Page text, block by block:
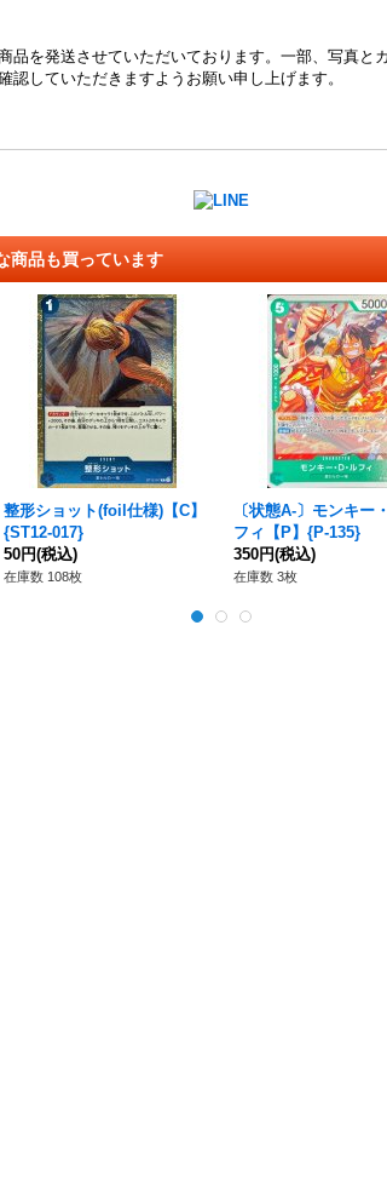
品を発送させていただいております。一部、写真と
認していただきますようお願い申し上げます。
商品も買っています
整形ショット(foil仕様)【C】
{ST12-017}
50円(税込)
在庫数 108枚
〔状態A-〕モンキー
フィ【P】{P-135}
350円(税込)
在庫数 3枚